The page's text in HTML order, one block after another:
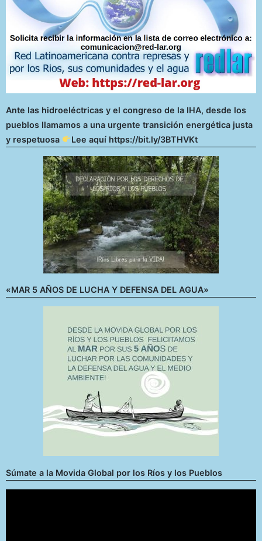
Ante las hidroeléctricas y el congreso de la IHA, desde los
pueblos llamamos a una urgente transición energética justa
y respetuosa
Lee aquí https://bit.ly/3BTHVKt
«MAR 5 AÑOS DE LUCHA Y DEFENSA DEL AGUA»
Súmate a la Movida Global por los Ríos y los Pueblos